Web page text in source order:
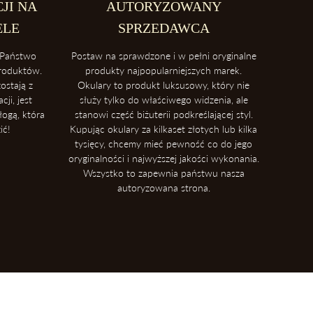
aby uniknąć ich deformacji.
NA
z
jest
która
AUTORYZOWANY
SPRZEDAWCA
Postaw na sprawdzone i w pełni oryginalne
produkty najpopularniejszych marek.
Okulary to produkt luksusowy, który nie
służy tylko do właściwego widzenia, ale
stanowi część biżuterii podkreślającej styl.
Kupując okulary za kilkaset złotych lub kilka
tysięcy, chcemy mieć pewność co do jego
oryginalności i najwyższej jakości wykonania.
Wszystko to zapewnia państwu nasza
autoryzowana strona.